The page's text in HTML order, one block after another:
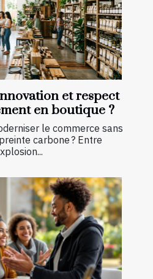
et respect
en boutique ?
le commerce sans
carbone ? Entre